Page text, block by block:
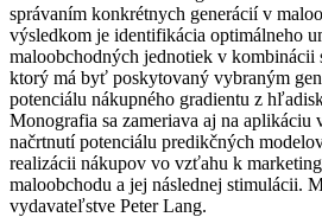
správaním konkrétnych generácií v
výsledkom je identifikácia optimálneho
maloobchodných jednotiek v kombinácii
ktorý má byť poskytovaný vybraným
potenciálu nákupného gradientu z
Monografia sa zameriava aj na aplikáciu
načrtnutí potenciálu predikčných
realizácii nákupov vo vzťahu k
maloobchodu a jej následnej stimulácii.
vydavateľstve Peter Lang.